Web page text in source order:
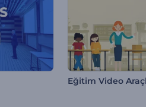
Eğitim Video